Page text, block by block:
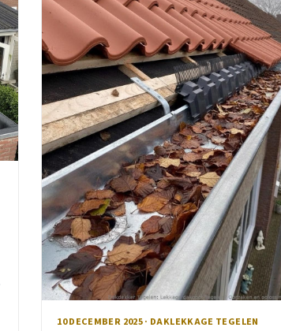
10 DECEMBER 2025 · DAKLEKKAGE TEGELEN